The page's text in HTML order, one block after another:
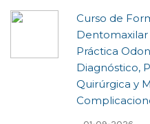
Curso de
Dentomaxilar
Práctica
Diagnóstico,
Quirúrgica y